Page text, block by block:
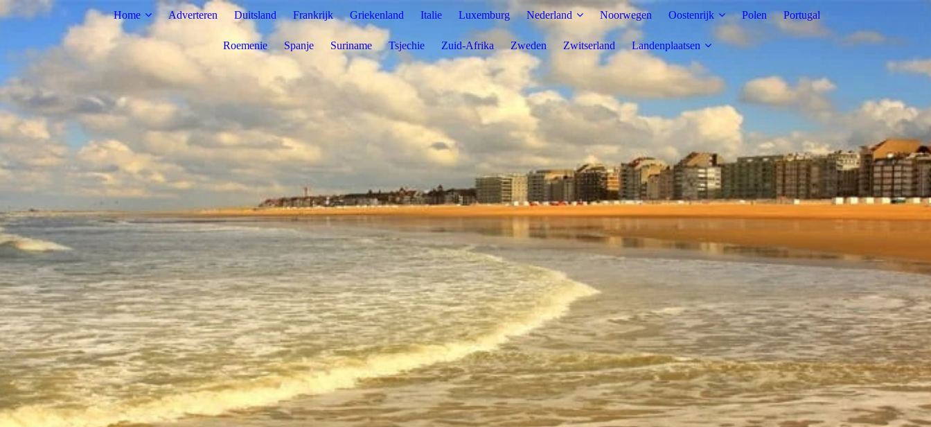
Home Adverteren Duitsland Frankrijk Griekenland Italie Luxemburg Nederland Noorwegen Oostenrijk Polen Portugal
Roemenie Spanje Suriname Tsjechie Zuid-Afrika Zweden Zwitserland Landenplaatsen